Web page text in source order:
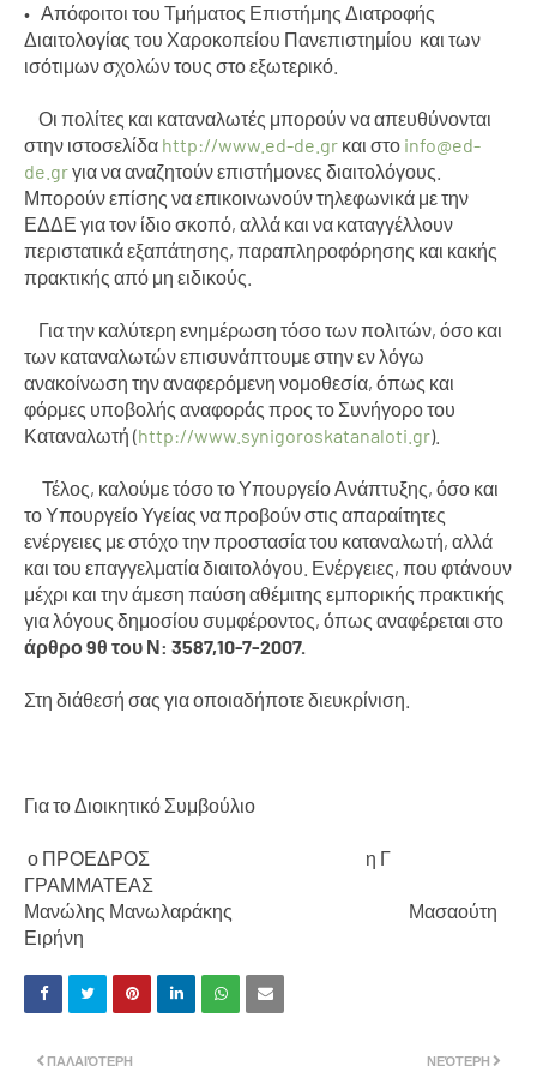
• Απόφοιτοι του Τμήματος Επιστήμης Διατροφής
Διαιτολογίας του Χαροκοπείου Πανεπιστημίου και των
ισότιμων σχολών τους στο εξωτερικό.
Οι πολίτες και καταναλωτές μπορούν να απευθύνονται
στην ιστοσελίδα http://www.ed-de.gr και στο info@ed-
de.grγια να αναζητούν επιστήμονες διαιτολόγους.
Μπορούν επίσης να επικοινωνούν τηλεφωνικά με την
ΕΔΔΕ για τον ίδιο σκοπό, αλλά και να καταγγέλλουν
περιστατικά εξαπάτησης, παραπληροφόρησης και κακής
πρακτικής από μη ειδικούς.
Για την καλύτερη ενημέρωση τόσο των πολιτών, όσο και
των καταναλωτών επισυνάπτουμε στην εν λόγω
ανακοίνωση την αναφερόμενη νομοθεσία, όπως και
φόρμες υποβολής αναφοράς προς το Συνήγορο του
Καταναλωτή (http://www.synigoroskatanaloti.gr).
Τέλος, καλούμε τόσο το Υπουργείο Ανάπτυξης, όσο και
το Υπουργείο Υγείας να προβούν στις απαραίτητες
ενέργειες με στόχο την προστασία του καταναλωτή, αλλά
και του επαγγελματία διαιτολόγου. Ενέργειες, που φτάνουν
μέχρι και την άμεση παύση αθέμιτης εμπορικής πρακτικής
για λόγους δημοσίου συμφέροντος, όπως αναφέρεται στο
άρθρο 9θ του Ν: 3587,10-7-2007.
Στη διάθεσή σας για οποιαδήποτε διευκρίνιση.
Για το Διοικητικό Συμβούλιο
ο ΠΡΟΕΔΡΟΣ η Γ
ΓΡΑΜΜΑΤΕΑΣ
Μανώλης Μανωλαράκης Μασαούτη
Ειρήνη
ΝΕΌΤΕΡΗ
ΠΑΛΑΙΌΤΕΡΗ